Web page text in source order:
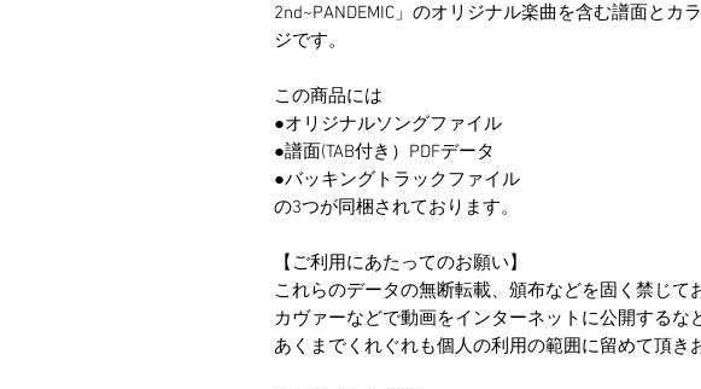
2nd~PANDEMIC」のオリジナル楽曲を含む譜面とカ
ジです。
この商品には
●オリジナルソングファイル
●譜面(TAB付き）PDFデータ
●バッキングトラックファイル
の3つが同梱されております。
【ご利用にあたってのお願い】
これらのデータの無断転載、頒布などを固く禁じて
カヴァーなどで動画をインターネットに公開するな
あくまでくれぐれも個人の利用の範囲に留めて頂き